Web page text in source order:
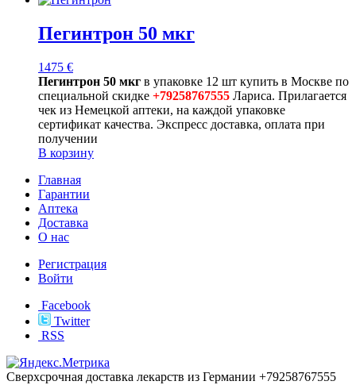
Пегинтрон 50 мкг
1475 €
Пегинтрон 50 мкг в упаковке 12 шт купить в Москве по
специальной скидке +79258767555 Лариса. Прилагается
чек из Немецкой аптеки, на каждой упаковке
сертификат качества. Экспресс доставка, оплата при
получении
В корзину
Главная
Гарантии
Аптека
Доставка
О нас
Регистрация
Войти
Facebook
Twitter
RSS
Сверхсрочная доставка лекарств из Германии +79258767555